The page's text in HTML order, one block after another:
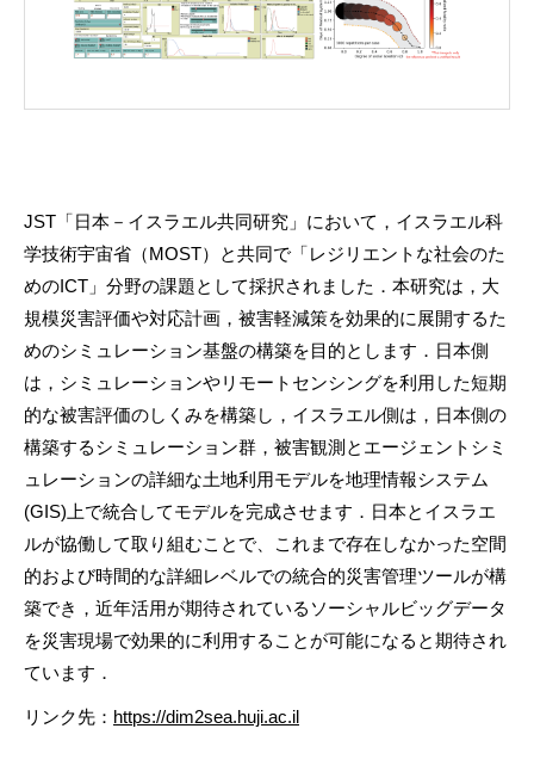
JST「日本－イスラエル共同研究」において，イスラエル科
学技術宇宙省（MOST）と共同で「レジリエントな社会のた
めのICT」分野の課題として採択されました．本研究は，大
規模災害評価や対応計画，被害軽減策を効果的に展開するた
めのシミュレーション基盤の構築を目的とします．日本側
は，シミュレーションやリモートセンシングを利用した短期
的な被害評価のしくみを構築し，イスラエル側は，日本側の
構築するシミュレーション群，被害観測とエージェントシミ
ュレーションの詳細な土地利用モデルを地理情報システム
(GIS)上で統合してモデルを完成させます．日本とイスラエ
ルが協働して取り組むことで、これまで存在しなかった空間
的および時間的な詳細レベルでの統合的災害管理ツールが構
築でき，近年活用が期待されているソーシャルビッグデータ
を災害現場で効果的に利用することが可能になると期待され
ています．
リンク先： https://dim2sea.huji.ac.il